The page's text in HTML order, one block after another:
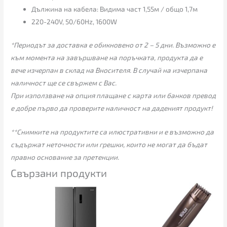
Дължина на кабела: Видима част 1,55м / общо 1,7м
220-240V, 50/60Hz, 1600W
*Периодът за доставка е обикновено от 2 – 5 дни. Възможно е
към момента на завършване на поръчката, продукта да е
вече изчерпан в склад на Вносителя. В случай на изчерпана
наличност ще се свържем с Вас.
При използване на опция плащане с карта или банков превод
е добре първо да проверите наличност на даденият продукт!
**Снимките на продуктите са илюстративни и е възможно да
съдържат неточности или грешки, които не могат да бъдат
правно основание за претенции.
Свързани продукти